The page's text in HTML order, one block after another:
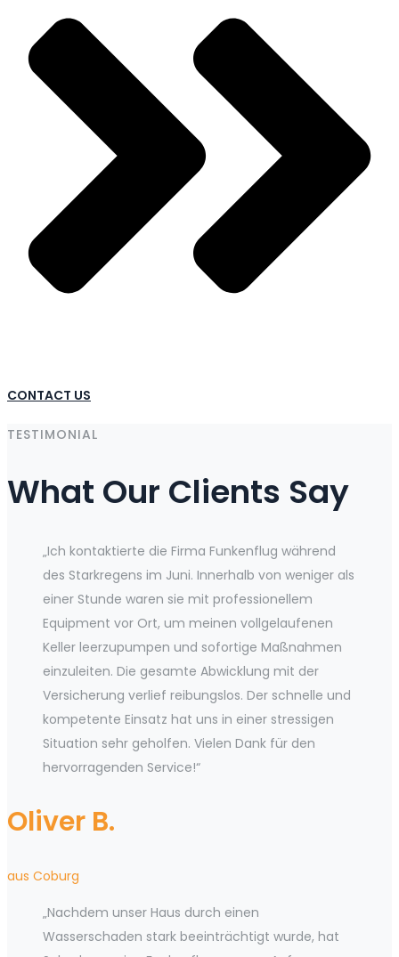
CONTACT US
TESTIMONIAL
What Our Clients Say
„Ich kontaktierte die Firma Funkenflug während
des Starkregens im Juni. Innerhalb von weniger als
einer Stunde waren sie mit professionellem
Equipment vor Ort, um meinen vollgelaufenen
Keller leerzupumpen und sofortige Maßnahmen
einzuleiten. Die gesamte Abwicklung mit der
Versicherung verlief reibungslos. Der schnelle und
kompetente Einsatz hat uns in einer stressigen
Situation sehr geholfen. Vielen Dank für den
hervorragenden Service!“
Oliver B.
aus Coburg
„Nachdem unser Haus durch einen
Wasserschaden stark beeinträchtigt wurde, hat